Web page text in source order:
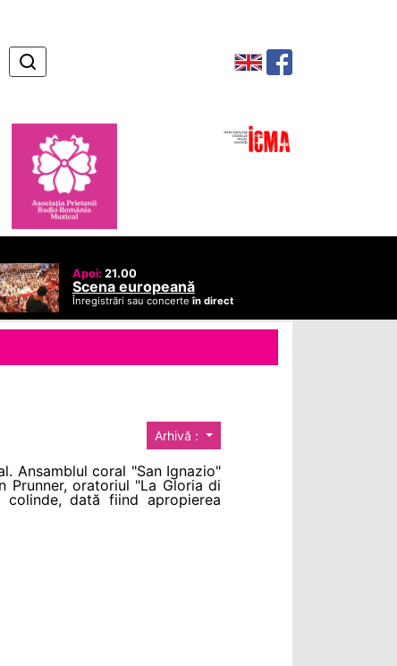
Apoi: 21.00
Scena europeană
Înregistrări sau concerteîn direct
Arhivă :
Ansamblul coral "San Ignazio"
Prunner, oratoriul "La Gloria di
dată fiind apropierea